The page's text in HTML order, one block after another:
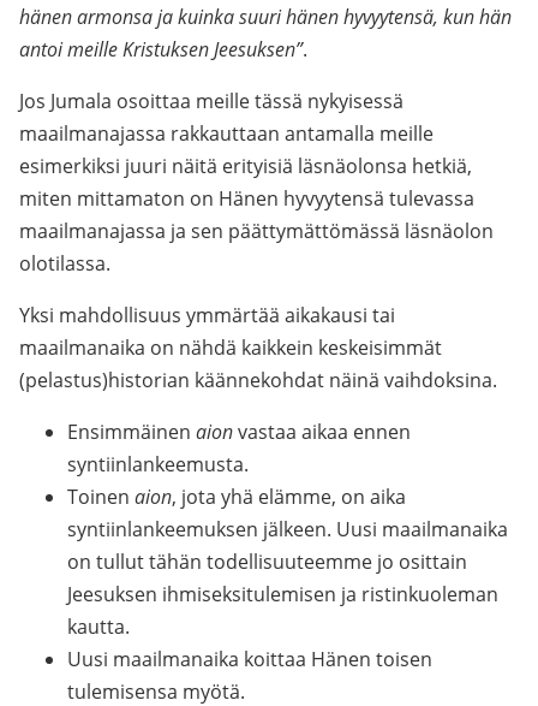
hänen armonsa ja kuinka suuri hänen hyvyytensä, kun hän
antoi meille Kristuksen Jeesuksen”.
Jos Jumala osoittaa meille tässä nykyisessä
maailmanajassa rakkauttaan antamalla meille
esimerkiksi juuri näitä erityisiä läsnäolonsa hetkiä,
miten mittamaton on Hänen hyvyytensä tulevassa
maailmanajassa ja sen päättymättömässä läsnäolon
olotilassa.
Yksi mahdollisuus ymmärtää aikakausi tai
maailmanaika on nähdä kaikkein keskeisimmät
(pelastus)historian käännekohdat näinä vaihdoksina.
Ensimmäinen aionvastaa aikaa ennen
syntiinlankeemusta.
Toinen aion, jota yhä elämme, on aika
syntiinlankeemuksen jälkeen. Uusi maailmanaika
on tullut tähän todellisuuteemme jo osittain
Jeesuksen ihmiseksitulemisen ja ristinkuoleman
kautta.
Uusi maailmanaika koittaa Hänen toisen
tulemisensa myötä.